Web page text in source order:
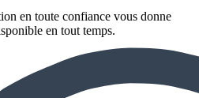
en toute confiance vous donne
en tout temps.